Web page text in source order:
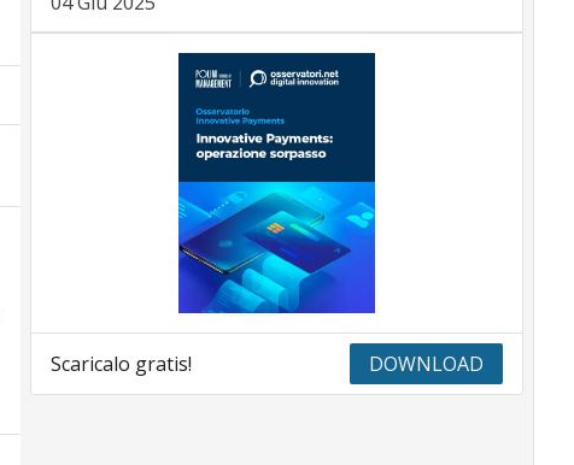
Scaricalo gratis! DOWNLOAD